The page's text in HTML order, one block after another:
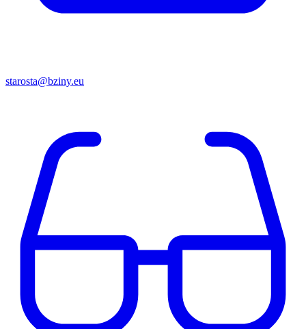
starosta@bziny.eu